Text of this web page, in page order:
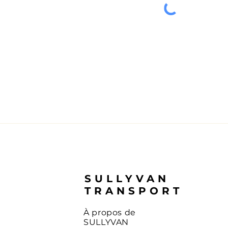
SULLYVAN
TRANSPORT
À propos de
SULLYVAN